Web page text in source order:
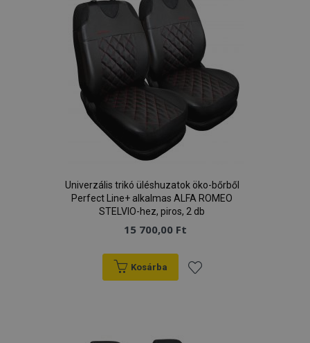
Univerzális trikó üléshuzatok öko-bőrből
Perfect Line+ alkalmas ALFA ROMEO
STELVIO-hez, piros, 2 db
15 700,00 Ft
Kosárba